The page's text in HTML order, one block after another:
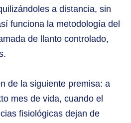
a distancia, sin
funciona la metodología del
de llanto controlado,
de la siguiente premisa: a
mes de vida, cuando el
fisiológicas dejan de